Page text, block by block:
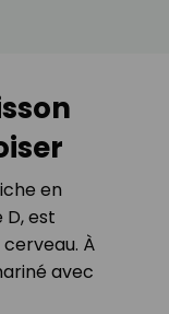
en
est
À
avec